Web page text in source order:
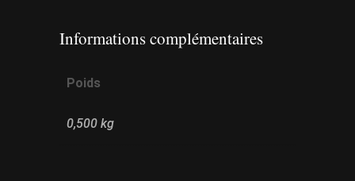
Informations complémentaires
Poids
0,500 kg